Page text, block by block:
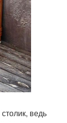
ведь